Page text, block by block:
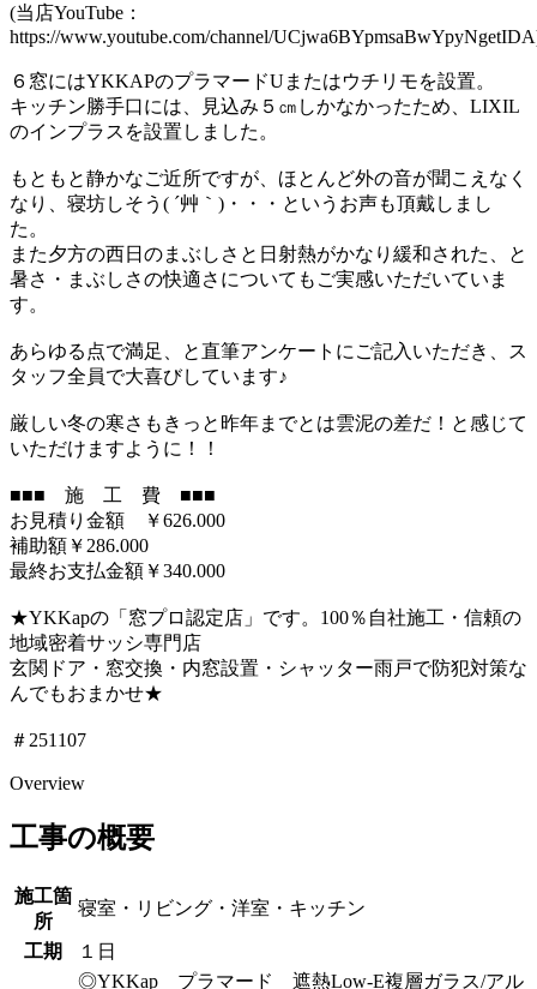
(当店YouTube：
https://www.youtube.com/channel/
６窓にはYKKAPのプラマードUまたはウチリモを設置。
キッチン勝手口には、見込み５㎝しかなかったため、LIXIL
のインプラスを設置しました。
もともと静かなご近所ですが、ほとんど外の音が聞こえなく
なり、寝坊しそう( ´艸｀)・・・というお声も頂戴しまし
た。
また夕方の西日のまぶしさと日射熱がかなり緩和された、と
暑さ・まぶしさの快適さについてもご実感いただいていま
す。
あらゆる点で満足、と直筆アンケートにご記入いただき、ス
タッフ全員で大喜びしています♪
厳しい冬の寒さもきっと昨年までとは雲泥の差だ！と感じて
いただけますように！！
■■■ 施 工 費 ■■■
お見積り金額 ￥626.000
補助額￥286.000
最終お支払金額￥340.000
★YKKapの「窓プロ認定店」です。100％自社施工・信頼の
地域密着サッシ専門店
玄関ドア・窓交換・内窓設置・シャッター雨戸で防犯対策な
んでもおまかせ★
＃251107
Overview
工事の概要
施工箇
所
寝室・リビング・洋室・キッチン
工期 １日
◎YKKap プラマード 遮熱Low-E複層ガラス/アル